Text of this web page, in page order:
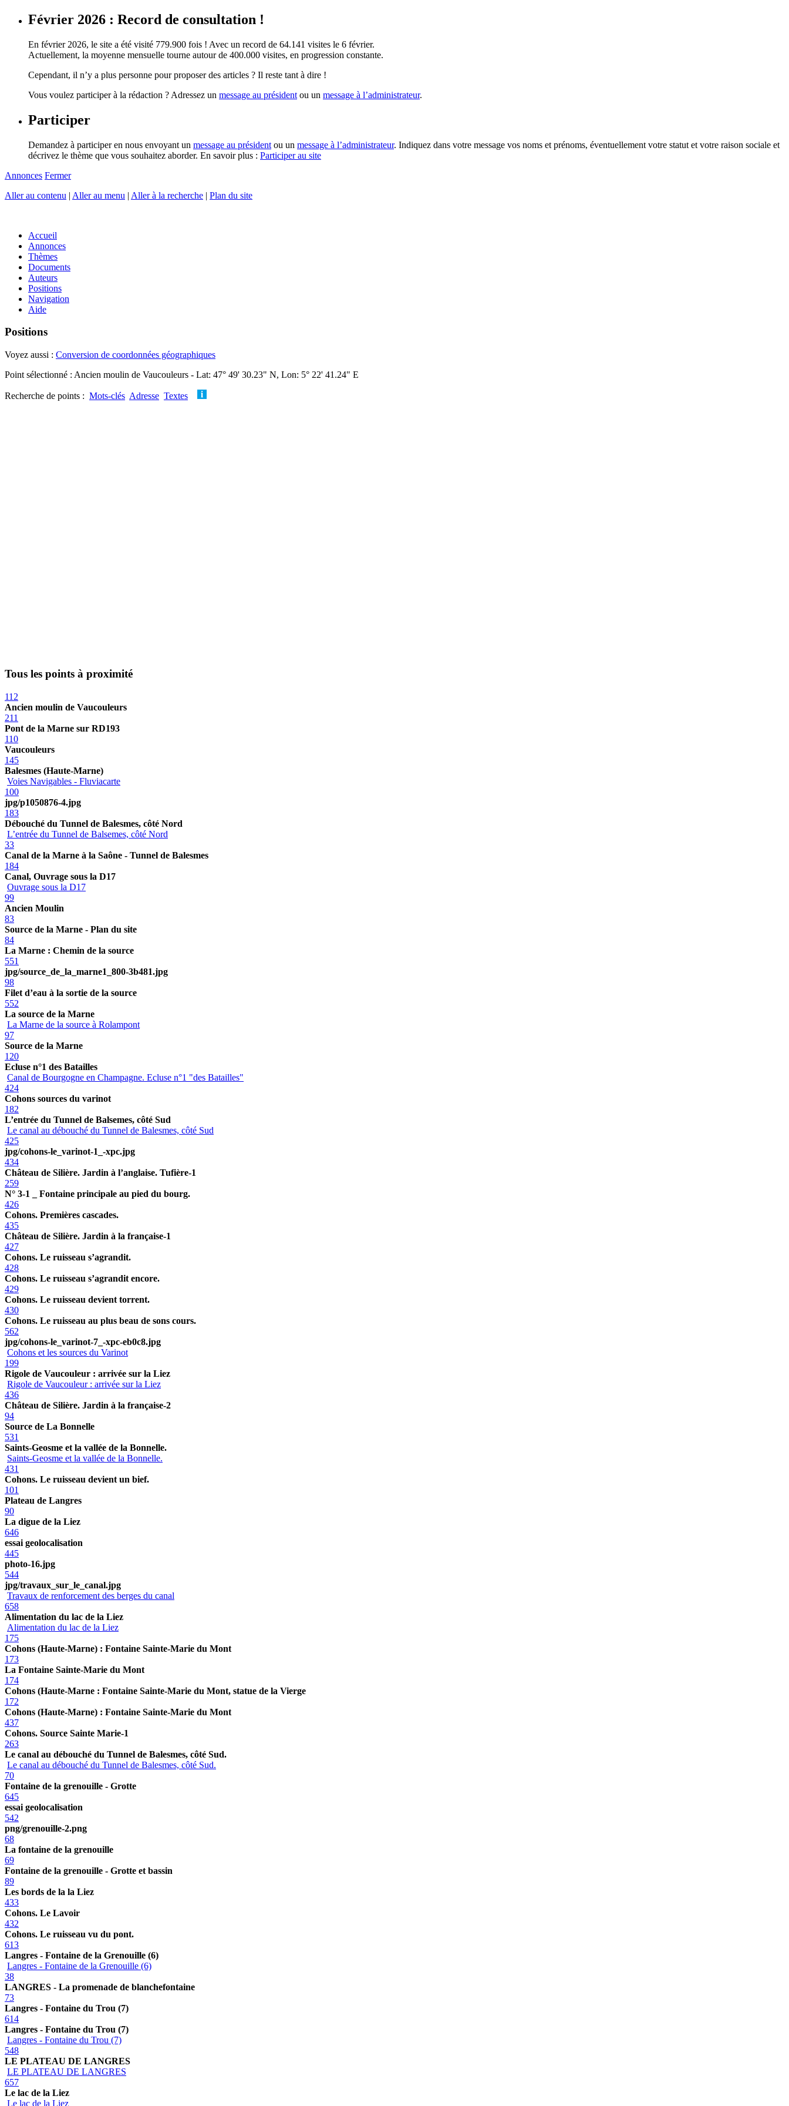
Février 2026 : Record de consultation !
En février 2026, le site a été visité 779.900 fois ! Avec un record de 64.141 visites le 6 février.
Actuellement, la moyenne mensuelle tourne autour de 400.000 visites, en progression constante.
Cependant, il n’y a plus personne pour proposer des articles ? Il reste tant à dire !
Vous voulez participer à la rédaction ? Adressez un message au président ou un message à l’administrateur.
Participer
Demandez à participer en nous envoyant un message au président ou un message à l’administrateur. Indiquez dans votre message vos noms et prénoms, éventuellement votre statut et votre raison sociale et
décrivez le thème que vous souhaitez aborder. En savoir plus : Participer au site
Annonces Fermer
Aller au contenu | Aller au menu | Aller à la recherche | Plan du site
Accueil
Annonces
Thèmes
Documents
Auteurs
Positions
Navigation
Aide
Positions
Voyez aussi : Conversion de coordonnées géographiques
Point sélectionné : Ancien moulin de Vaucouleurs - Lat: 47° 49' 30.23" N, Lon: 5° 22' 41.24" E
Recherche de points : Mots-clés Adresse Textes
Tous les points à proximité
112
Ancien moulin de Vaucouleurs
211
Pont de la Marne sur RD193
110
Vaucouleurs
145
Balesmes (Haute-Marne)
Voies Navigables - Fluviacarte
100
jpg/p1050876-4.jpg
183
Débouché du Tunnel de Balesmes, côté Nord
L’entrée du Tunnel de Balsemes, côté Nord
33
Canal de la Marne à la Saône - Tunnel de Balesmes
184
Canal, Ouvrage sous la D17
Ouvrage sous la D17
99
Ancien Moulin
83
Source de la Marne - Plan du site
84
La Marne : Chemin de la source
551
jpg/source_de_la_marne1_800-3b481.jpg
98
Filet d’eau à la sortie de la source
552
La source de la Marne
La Marne de la source à Rolampont
97
Source de la Marne
120
Ecluse n°1 des Batailles
Canal de Bourgogne en Champagne. Ecluse n°1 "des Batailles"
424
Cohons sources du varinot
182
L’entrée du Tunnel de Balsemes, côté Sud
Le canal au débouché du Tunnel de Balesmes, côté Sud
425
jpg/cohons-le_varinot-1_-xpc.jpg
434
Château de Silière. Jardin à l’anglaise. Tufière-1
259
N° 3-1 _ Fontaine principale au pied du bourg.
426
Cohons. Premières cascades.
435
Château de Silière. Jardin à la française-1
427
Cohons. Le ruisseau s’agrandit.
428
Cohons. Le ruisseau s’agrandit encore.
429
Cohons. Le ruisseau devient torrent.
430
Cohons. Le ruisseau au plus beau de sons cours.
562
jpg/cohons-le_varinot-7_-xpc-eb0c8.jpg
Cohons et les sources du Varinot
199
Rigole de Vaucouleur : arrivée sur la Liez
Rigole de Vaucouleur : arrivée sur la Liez
436
Château de Silière. Jardin à la française-2
94
Source de La Bonnelle
531
Saints-Geosme et la vallée de la Bonnelle.
Saints-Geosme et la vallée de la Bonnelle.
431
Cohons. Le ruisseau devient un bief.
101
Plateau de Langres
90
La digue de la Liez
646
essai geolocalisation
445
photo-16.jpg
544
jpg/travaux_sur_le_canal.jpg
Travaux de renforcement des berges du canal
658
Alimentation du lac de la Liez
Alimentation du lac de la Liez
175
Cohons (Haute-Marne) : Fontaine Sainte-Marie du Mont
173
La Fontaine Sainte-Marie du Mont
174
Cohons (Haute-Marne : Fontaine Sainte-Marie du Mont, statue de la Vierge
172
Cohons (Haute-Marne) : Fontaine Sainte-Marie du Mont
437
Cohons. Source Sainte Marie-1
263
Le canal au débouché du Tunnel de Balesmes, côté Sud.
Le canal au débouché du Tunnel de Balesmes, côté Sud.
70
Fontaine de la grenouille - Grotte
645
essai geolocalisation
542
png/grenouille-2.png
68
La fontaine de la grenouille
69
Fontaine de la grenouille - Grotte et bassin
89
Les bords de la la Liez
433
Cohons. Le Lavoir
432
Cohons. Le ruisseau vu du pont.
613
Langres - Fontaine de la Grenouille (6)
Langres - Fontaine de la Grenouille (6)
38
LANGRES - La promenade de blanchefontaine
73
Langres - Fontaine du Trou (7)
614
Langres - Fontaine du Trou (7)
Langres - Fontaine du Trou (7)
548
LE PLATEAU DE LANGRES
LE PLATEAU DE LANGRES
657
Le lac de la Liez
Le lac de la Liez